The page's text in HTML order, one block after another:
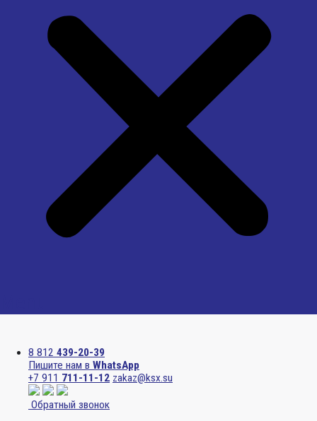
8 812 439-20-39
Пишите нам в WhatsApp
+7 911 711-11-12 zakaz@ksx.su
Обратный звонок